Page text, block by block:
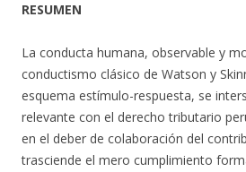
RESUMEN
La conducta humana, observable y
conductismo clásico de Watson y
esquema estímulo-respuesta, se
relevante con el derecho tributario
en el deber de colaboración del
trasciende el mero cumplimiento